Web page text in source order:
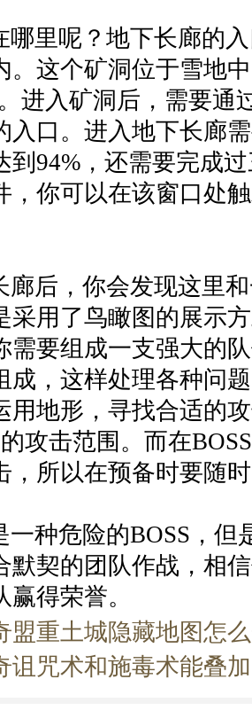
哪里呢？地下长廊的
。这个矿洞位于雪地
。进入矿洞后，需要通
入口。进入地下长廊
到94%，还需要完成
，你可以在该窗口处
廊后，你会发现这里
采用了鸟瞰图的展示
需要组成一支强大的
成，这样处理各种问
用地形，寻找合适的
攻击范围。而在
，所以在预备时要随
一种危险的BOSS，但
默契的团队作战，相
得荣誉。
盟重土城隐藏地图怎
诅咒术和施毒术能叠